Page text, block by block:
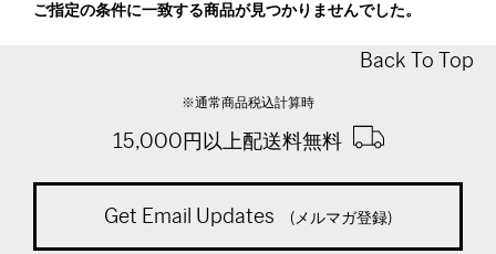
ご指定の条件に一致する商品が見つかりませんでした。
Back To Top
※通常商品税込計算時
15,000円以上配送料無料
Get Email Updates (メルマガ登録)